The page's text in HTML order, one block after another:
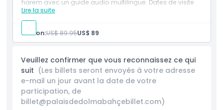
Comment s'y rendre
Comment échanger
Politique d'annulation
harem avec un guide audio multilingue. Dates de visite
flexibles.
Lire la suite
Person:US$ 89.95US$ 89
Veuillez confirmer que vous reconnaissez ce qui
suit (Les billets seront envoyés à votre adresse
e-mail un jour avant la date de votre
participation, de
billet@palaisdedolmabahçebillet.com)